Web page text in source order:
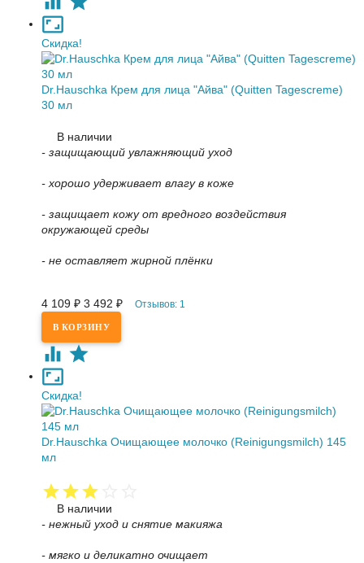
Скидка!
Dr.Hauschka Крем для лица "Айва" (Quitten Tagescreme)
30 мл
В наличии
- защищающий увлажняющий уход
- хорошо удерживает влагу в коже
- защищает кожу от вредного воздействия
окружающей среды
- не оставляет жирной плёнки
4 109 ₽ 3 492 ₽ Отзывов: 1
Скидка!
Dr.Hauschka Очищающее молочко (Reinigungsmilch) 145
мл
В наличии
- нежный уход и снятие макияжа
- мягко и деликатно очищает